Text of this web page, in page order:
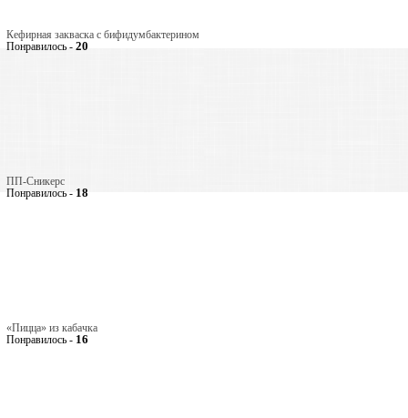
Кефирная закваска с бифидумбактерином
Понравилось - 20
ПП-Сникерс
Понравилось - 18
«Пицца» из кабачка
Понравилось - 16